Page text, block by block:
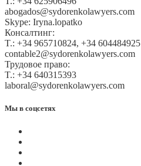
abogados@sydorenkolawyers.com
Skype: Iryna.lopatko
Консалтинг:
T.: +34 965710824, +34 604484925
contable2@sydorenkolawyers.com
Трудовое право:
T.: +34 640315393
laboral@sydorenkolawyers.com
Мы в соцсетях